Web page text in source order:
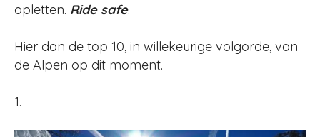
opletten. Ride safe.
Hier dan de top 10, in willekeurige volgorde, van
de Alpen op dit moment.
1.